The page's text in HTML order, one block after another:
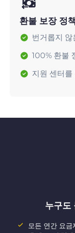
환불 보장 정책
번거롭지 않
100% 환불
지원 센터를
누구도
모든 연간 요